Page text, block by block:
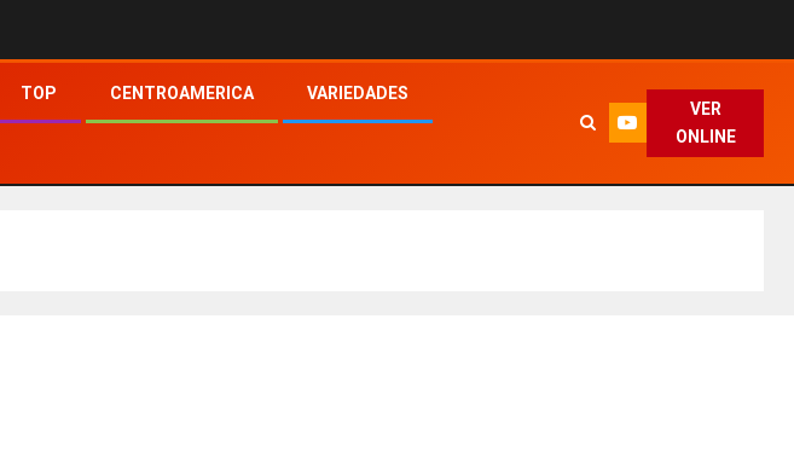
TOP CENTROAMERICA VARIEDADES
VER
ONLINE